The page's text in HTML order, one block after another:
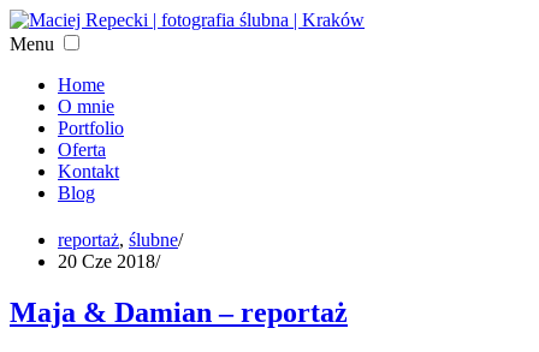
Menu
Home
O mnie
Portfolio
Oferta
Kontakt
Blog
reportaż, ślubne/
20 Cze 2018/
Maja & Damian – reportaż